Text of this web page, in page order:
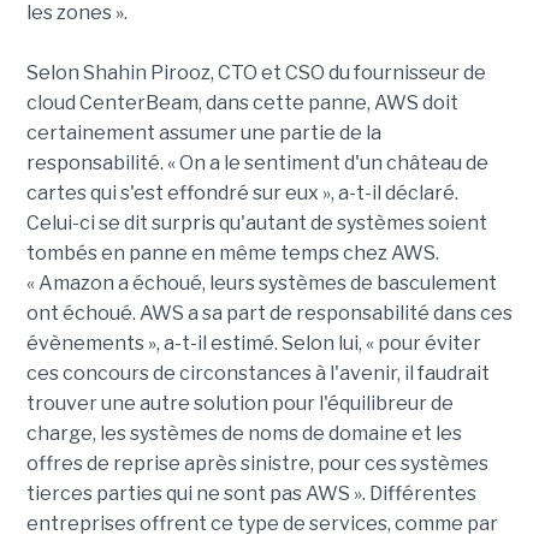
les zones ».
Selon Shahin Pirooz, CTO et CSO du fournisseur de
cloud CenterBeam, dans cette panne, AWS doit
certainement assumer une partie de la
responsabilité. « On a le sentiment d'un château de
cartes qui s'est effondré sur eux », a-t-il déclaré.
Celui-ci se dit surpris qu'autant de systèmes soient
tombés en panne en même temps chez AWS.
« Amazon a échoué, leurs systèmes de basculement
ont échoué. AWS a sa part de responsabilité dans ces
évènements », a-t-il estimé. Selon lui, « pour éviter
ces concours de circonstances à l'avenir, il faudrait
trouver une autre solution pour l'équilibreur de
charge, les systèmes de noms de domaine et les
offres de reprise après sinistre, pour ces systèmes
tierces parties qui ne sont pas AWS ». Différentes
entreprises offrent ce type de services, comme par